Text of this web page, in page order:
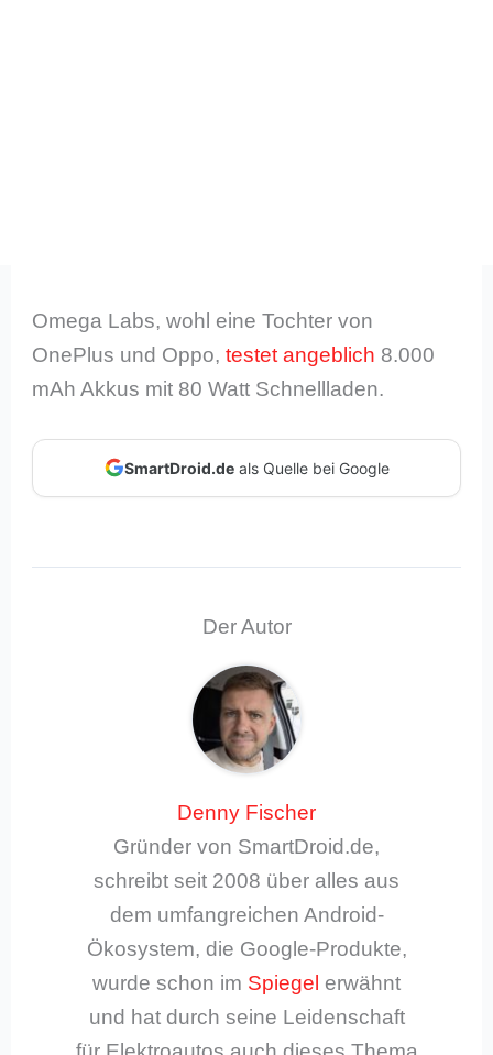
Omega Labs, wohl eine Tochter von
OnePlus und Oppo,testet angeblich 8.000
mAh Akkus mit 80 Watt Schnellladen.
SmartDroid.deals Quelle bei Google
Der Autor
Denny Fischer
Gründer von SmartDroid.de,
schreibt seit 2008 über alles aus
dem umfangreichen Android-
Ökosystem, die Google-Produkte,
wurde schon im Spiegel erwähnt
und hat durch seine Leidenschaft